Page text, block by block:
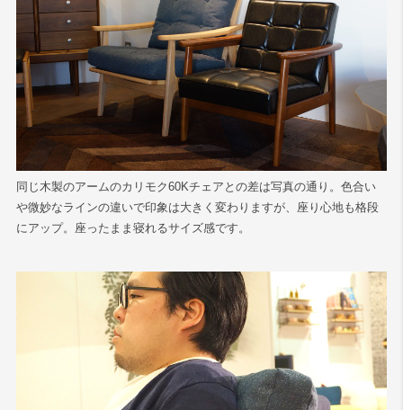
同じ木製のアームのカリモク60Kチェアとの差は写真の通り。色合い
や微妙なラインの違いで印象は大きく変わりますが、座り心地も格段
にアップ。座ったまま寝れるサイズ感です。